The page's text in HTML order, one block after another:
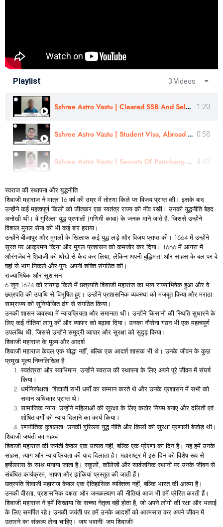
Playlist 3 Videos
Sshree Astro Vastu | Cleared SSB And Selected For Navy | Review By - Mr Sushil | In Hindi 1:20
Sshree Astro Vastu | Student Visa, Abroad Study - Review |Sahil Warge | #sshreeastrovastu 0:58
Sshree Astro Vastu | Secrets Of Panchang Remedies & Muhurtas | Review By- Astro-Suvarna Ji | Marathi 4:49
स्वराजकीस्थापना औरयुद्धनीति
शिवाजी महाराज ने मात्र 16 वर्ष की उम्र में तोरणा किले पर विजय प्राप्त की। इसके बाद
उन्होंने कई महत्वपूर्ण किलों को जीतकर एक स्वतंत्र राज्य की नींव रखी। उनकी युद्धनीति बेहद
अनोखी थी। वे गुरिल्ला युद्ध प्रणाली (गणिमी कावा) के जनक माने जाते हैं, जिससे उन्होंने
विशाल मुगल सेना को भी कई बार हराया।
उन्होंने बीजापुर और मुगलों के खिलाफ कई युद्ध लड़े और विजय प्राप्त की। 1664 में उन्होंने
सूरत पर आक्रमण किया और मुगल प्रशासन को कमजोर कर दिया। 1666 में आगरा में
औरंगजेब ने शिवाजी को धोखे से कैद कर लिया, लेकिन अपनी बुद्धिमत्ता और साहस के बल पर वे
वहां से भाग निकले और पुनः अपनी शक्ति संगठित की।
राज्याभिषेक औरसुशासन
6 जून 1674 को रायगढ़ किले में छत्रपति शिवाजी महाराज का भव्य राज्याभिषेक हुआ और वे
छत्रपति की उपाधि से विभूषित हुए। उन्होंने प्रशासनिक व्यवस्था को मजबूत किया और मराठा
साम्राज्य को सुनियोजित ढंग से संगठित किया।
उनकी शासन व्यवस्था में न्यायप्रियता और समानता थी। उन्होंने किसानों की स्थिति सुधारने के
लिए कई नीतियां लागू कीं और व्यापार को बढ़ावा दिया। उनका नौसेना गठन भी एक महत्वपूर्ण
उपलब्धि थी, जिससे उन्होंने समुद्री व्यापार और सुरक्षा को सुदृढ़ किया।
शिवाजीमहाराजकेमूल्यऔर आदर्श
शिवाजी महाराज केवल एक योद्धा नहीं, बल्कि एक आदर्श शासक भी थे। उनके जीवन के कुछ
प्रमुख मूल्य निम्नलिखित हैं:
स्वतंत्रता औरस्वाभिमान: उन्होंने स्वराज की स्थापना के लिए अपने पूरे जीवन में संघर्ष
किया।
धर्मनिरपेक्षता: शिवाजी सभी धर्मों का सम्मान करते थे और उनके प्रशासन में सभी को
समान अधिकार प्राप्त थे।
सामाजिकन्याय: उन्होंने महिलाओं की सुरक्षा के लिए कठोर नियम बनाए और दलितों एवं
शोषित वर्गों को न्याय दिलाने का कार्य किया।
रणनीतिककुशलता: उनकी गुरिल्ला युद्ध नीति और किलों की सुरक्षा प्रणाली बेजोड़ थी।
शिवाजीजयंतीकामहत्व
शिवाजी महाराज की जयंती केवल एक उत्सव नहीं, बल्कि एक प्रेरणा का दिन है। यह हमें उनके
साहस, त्याग और न्यायप्रियता की याद दिलाता है। महाराष्ट्र में इस दिन को विशेष रूप से
हर्षोल्लास के साथ मनाया जाता है। स्कूलों, कॉलेजों और सार्वजनिक स्थानों पर उनके जीवन से
संबंधित कार्यक्रम, भाषण और झांकियां प्रस्तुत की जाती हैं।
छत्रपति शिवाजी महाराज केवल एक ऐतिहासिक व्यक्तित्व नहीं, बल्कि भारत की आत्मा हैं।
उनकी वीरता, प्रशासनिक दक्षता और जनकल्याण की नीतियां आज भी हमें प्रेरित करती हैं।
शिवाजी महाराज ने हमें सिखाया कि सच्चा नेतृत्व वही होता है, जो अपने लोगों की रक्षा और भलाई
के लिए समर्पित रहे। उनकी जयंती पर हमें उनके आदर्शों को आत्मसात कर अपने जीवन में
उतारने का संकल्प लेना चाहिए। जय भवानी! जय शिवाजी!